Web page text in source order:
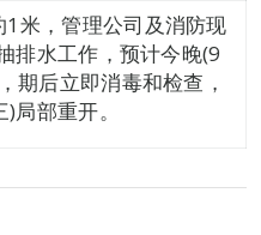
米，管理公司及消防现
排水工作，预计今晚(9
期后立即消毒和检查，
局部重开。